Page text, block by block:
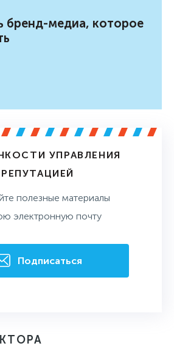
бренд-медиа, которое
УПРАВЛЕНИЯ
РЕПУТАЦИЕЙ
полезные материалы
электронную почту
Подписаться